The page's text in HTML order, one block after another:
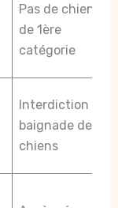
Pas de chiens
de 1ère
catégorie
Interdiction de
baignade des
chiens